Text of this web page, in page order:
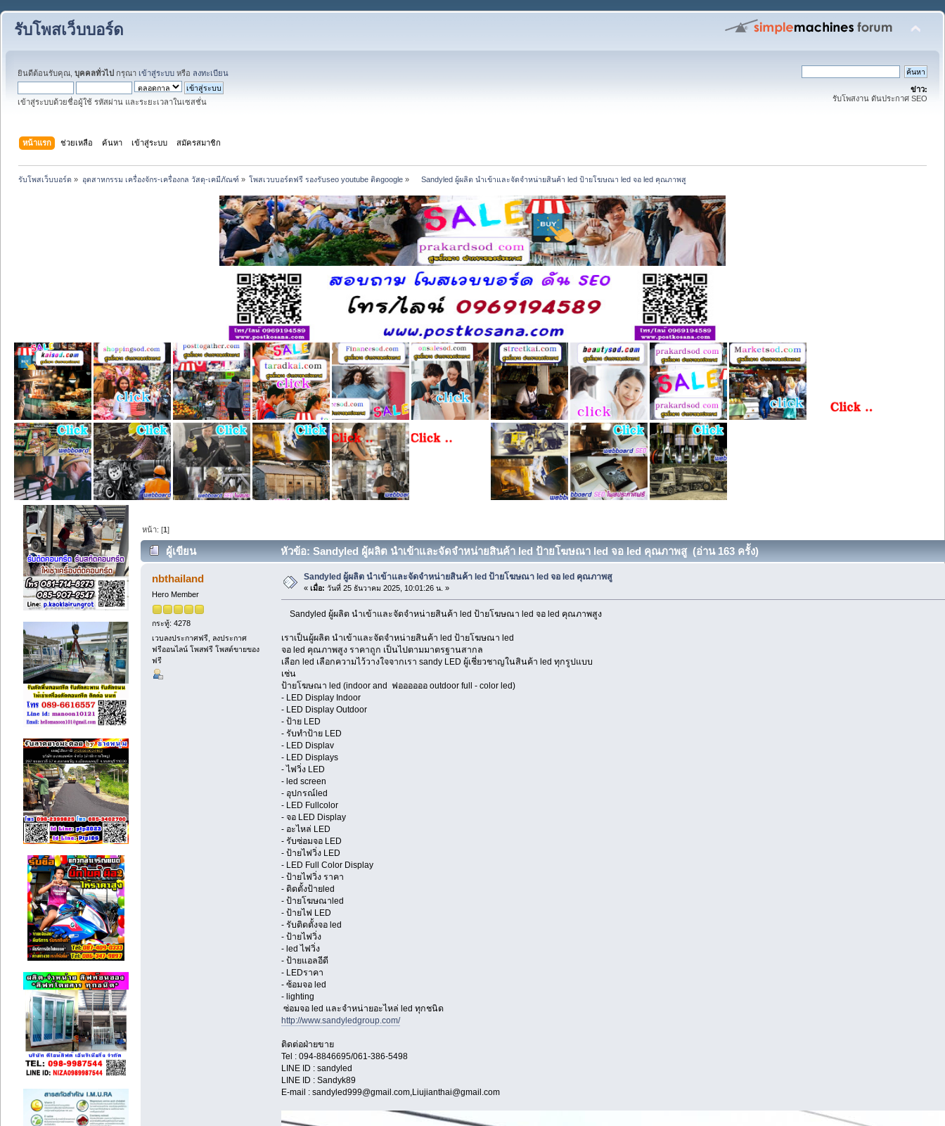
รับโพสเว็บบอร์ด
ยินดีต้อนรับคุณ, บุคคลทั่วไป กรุณา เข้าสู่ระบบ หรือ ลงทะเบียน
เข้าสู่ระบบด้วยชื่อผู้ใช้ รหัสผ่าน และระยะเวลาในเซสชั่น
ข่าว:
รับโพสงาน ดันประกาศ SEO
หน้าแรก ช่วยเหลือ ค้นหา เข้าสู่ระบบ สมัครสมาชิก
รับโพสเว็บบอร์ด » อุตสาหกรรม เครื่องจักร-เครื่องกล วัสดุ-เคมีภัณฑ์ » โพสเวบบอร์ดฟรี รองรับseo youtube ติดgoogle»
    Sandyled ผู้ผลิต นำเข้าและจัดจำหน่ายสินค้า led ป้ายโฆษณา led จอ led คุณภาพสู
หน้า: [1]
ผู้เขียน หัวข้อ: Sandyled ผู้ผลิต นำเข้าและจัดจำหน่ายสินค้า led ป้ายโฆษณา led จอ led คุณภาพสู (อ่าน 163 ครั้ง)
nbthailand
Hero Member
กระทู้: 4278
เวบลงประกาศฟรี, ลงประกาศ
ฟรีออนไลน์ โพสฟรี โพสต์ขายของ
ฟรี
Sandyled ผู้ผลิต นำเข้าและจัดจำหน่ายสินค้า led ป้ายโฆษณา led จอ led คุณภาพสู
« เมื่อ: วันที่ 25 ธันวาคม 2025, 10:01:26 น. »
Sandyled ผู้ผลิต นำเข้าและจัดจำหน่ายสินค้า led ป้ายโฆษณา led จอ led คุณภาพสูง
เราเป็นผู้ผลิต นำเข้าและจัดจำหน่ายสินค้า led ป้ายโฆษณา led
จอ led คุณภาพสูง ราคาถูก เป็นไปตามมาตรฐานสากล
เลือก led เลือกความไว้วางใจจากเรา sandy LED ผู้เชี่ยวชาญในสินค้า led ทุกรูปแบบ
เช่น
ป้ายโฆษณา led (indoor and ฟออออออ outdoor full - color led)
- LED Display Indoor
- LED Display Outdoor
- ป้าย LED
- รับทำป้าย LED
- LED Displav
- LED Displays
- ไฟวิ่ง LED
- led screen
- อุปกรณ์led
- LED Fullcolor
- จอ LED Display
- อะไหล่ LED
- รับซ่อมจอ LED
- ป้ายไฟวิ่ง LED
- LED Full Color Display
- ป้ายไฟวิ่ง ราคา
- ติดตั้งป้ายled
- ป้ายโฆษณาled
- ป้ายไฟ LED
- รับติดตั้งจอ led
- ป้ายไฟวิ่ง
- led ไฟวิ่ง
- ป้ายแอลอีดี
- LEDราคา
- ซ้อมจอ led
- lighting
ซ่อมจอ led และจำหน่ายอะไหล่ led ทุกชนิด
http://www.sandyledgroup.com/
ติดต่อฝ่ายขาย
Tel : 094-8846695/061-386-5498
LINE ID : sandyled
LINE ID : Sandyk89
E-mail : sandyled999@gmail.com,Liujianthai@gmail.com